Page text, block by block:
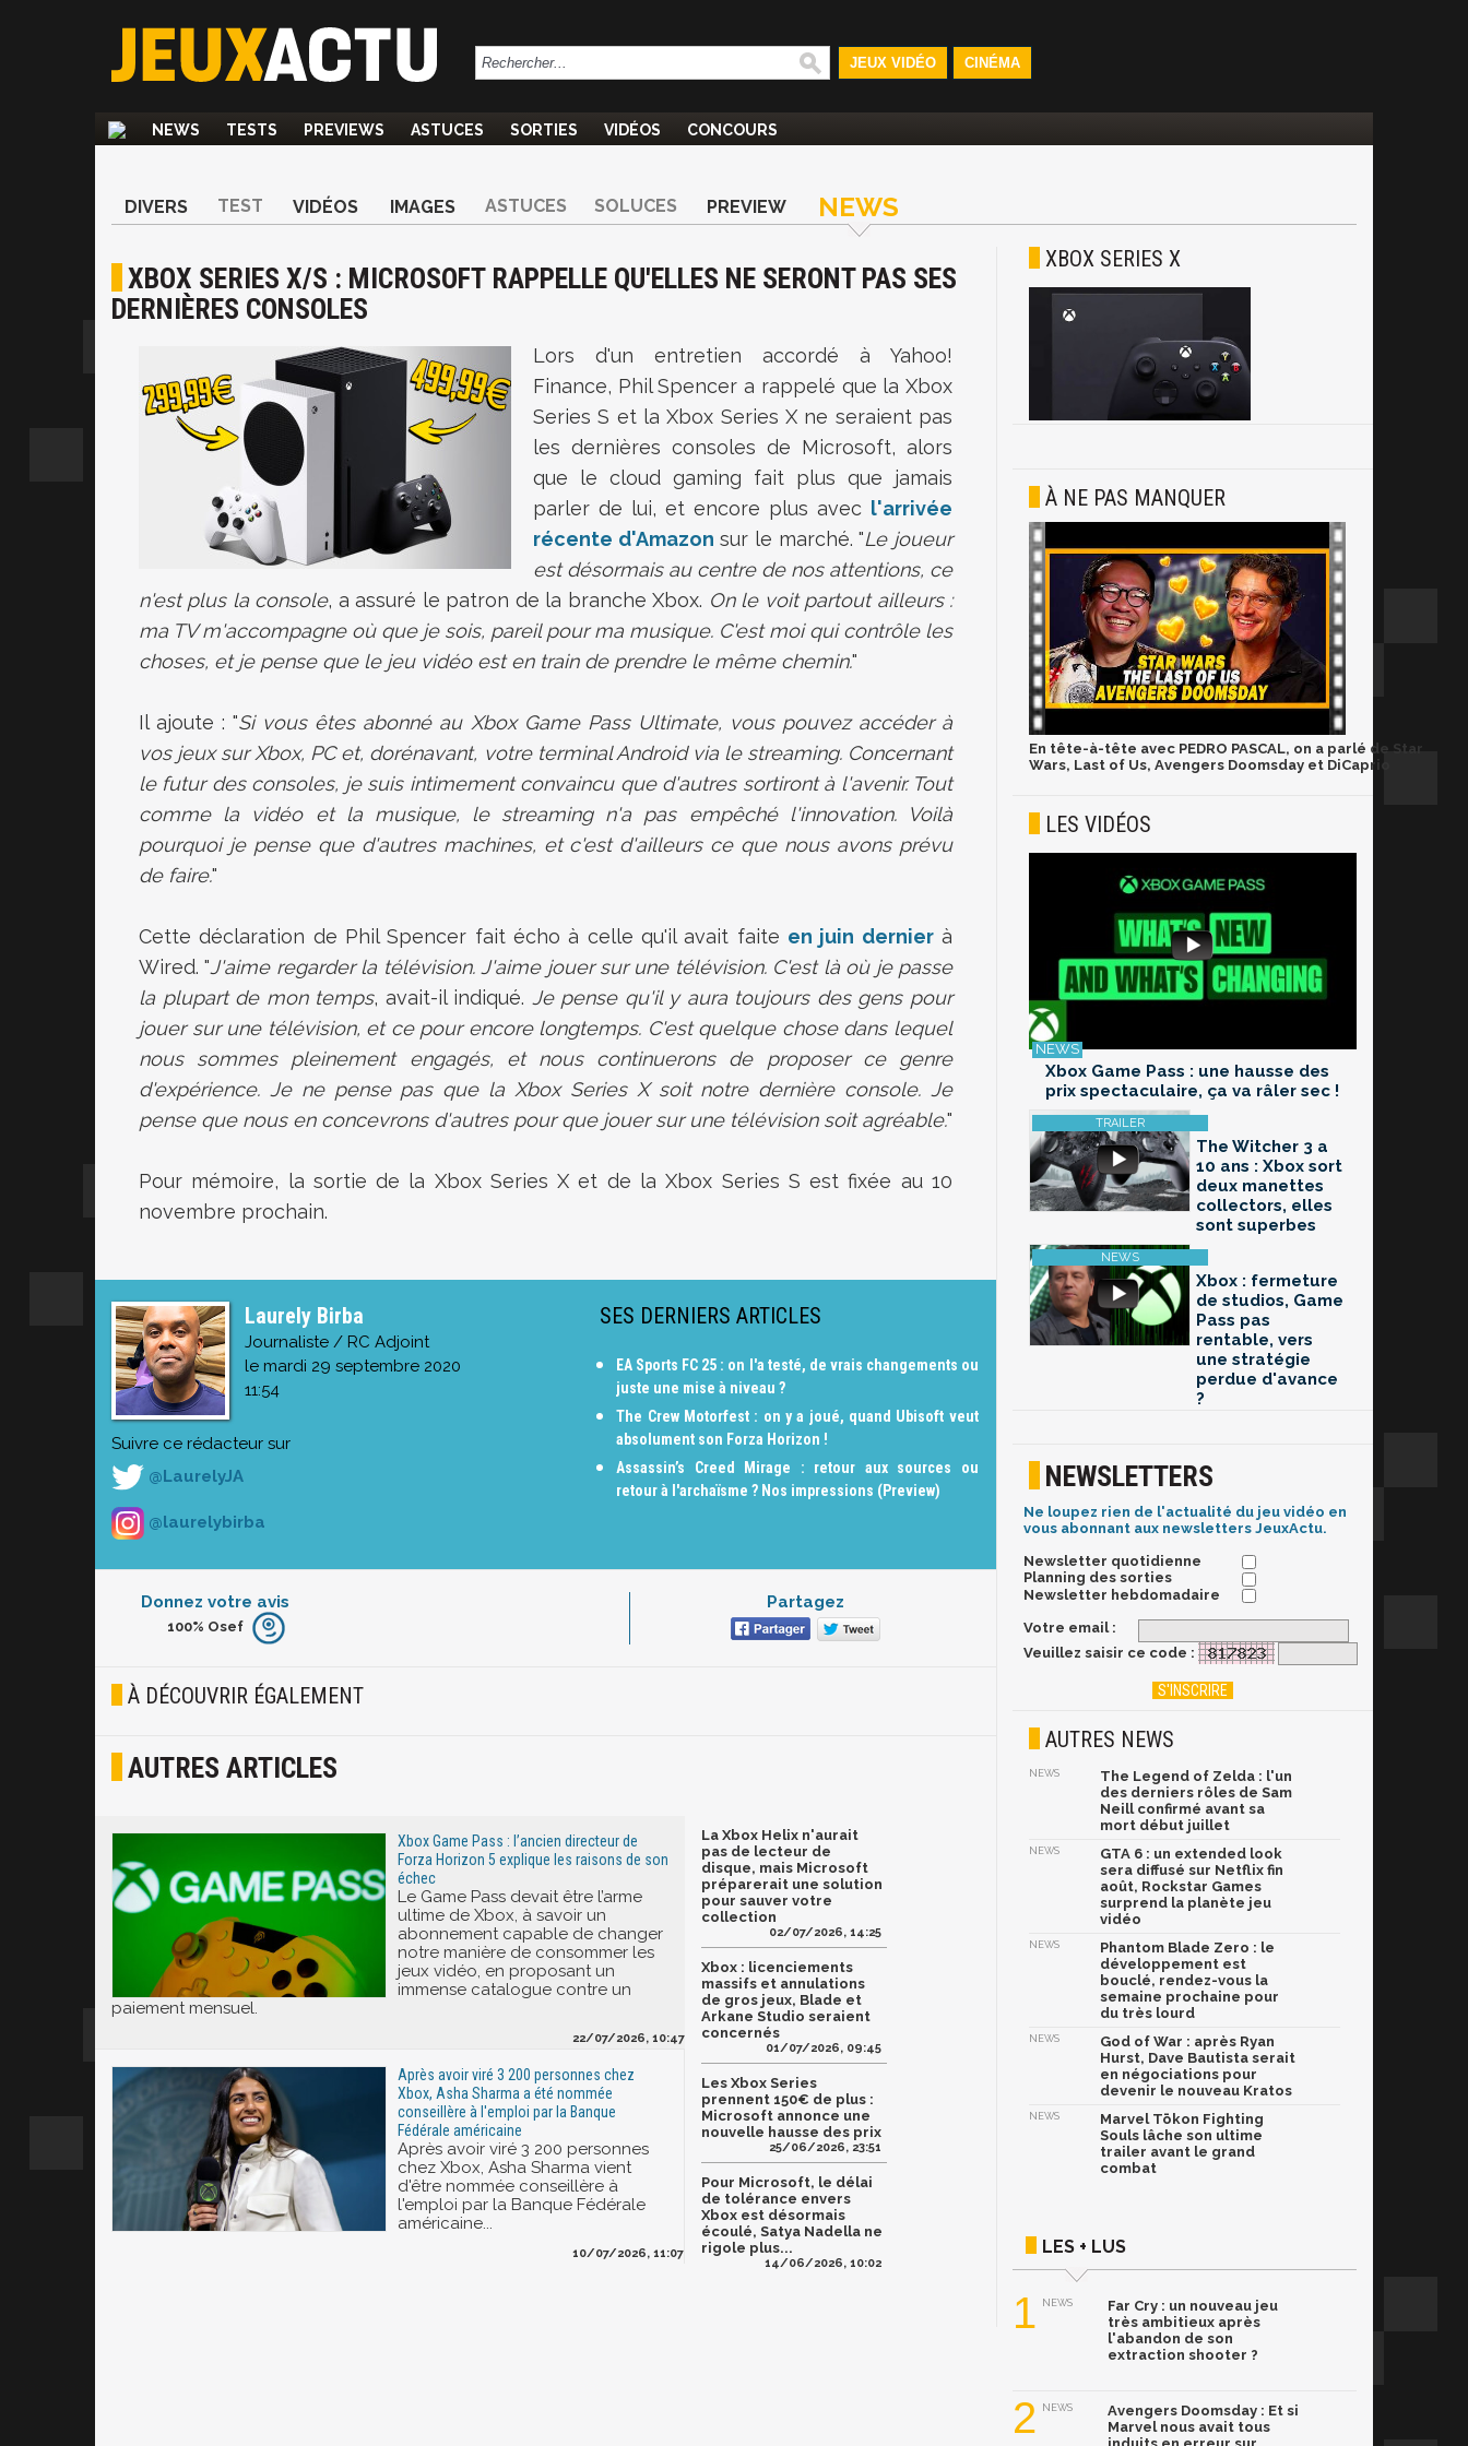
JEUX VIDÉO CINÉMA
NEWS TESTS PREVIEWS ASTUCES SORTIES VIDÉOS CONCOURS
DIVERS TEST VIDÉOS IMAGES ASTUCES SOLUCES PREVIEW NEWS
XBOX SERIES X/S : MICROSOFT RAPPELLE QU'ELLES NE SERONT PAS SES
DERNIÈRES CONSOLES
Lors d'un entretien accordé à Yahoo!
Finance, Phil Spencer a rappelé que la Xbox
Series S et la Xbox Series X ne seraient pas
les dernières consoles de Microsoft, alors
que le cloud gaming fait plus que jamais
parler de lui, et encore plus avec l'arrivée
récente d'Amazon sur le marché. "Le joueur
est désormais au centre de nos attentions, ce
n'est plus la console, a assuré le patron de la branche Xbox. On le voit partout ailleurs :
ma TV m'accompagne où que je sois, pareil pour ma musique. C'est moi qui contrôle les
choses, et je pense que le jeu vidéo est en train de prendre le même chemin."
Il ajoute : "Si vous êtes abonné au Xbox Game Pass Ultimate, vous pouvez accéder à
vos jeux sur Xbox, PC et, dorénavant, votre terminal Android via le streaming. Concernant
le futur des consoles, je suis intimement convaincu que d'autres sortiront à l'avenir. Tout
comme la vidéo et la musique, le streaming n'a pas empêché l'innovation. Voilà
pourquoi je pense que d'autres machines, et c'est d'ailleurs ce que nous avons prévu
de faire."
Cette déclaration de Phil Spencer fait écho à celle qu'il avait faite en juin dernierà
Wired."J'aime regarder la télévision. J'aime jouer sur une télévision. C'est là où je passe
la plupart de mon temps, avait-il indiqué. Je pense qu'il y aura toujours des gens pour
jouer sur une télévision, et ce pour encore longtemps. C'est quelque chose dans lequel
nous sommes pleinement engagés, et nous continuerons de proposer ce genre
d'expérience. Je ne pense pas que la Xbox Series X soit notre dernière console. Je
pense que nous en concevrons d'autres pour que jouer sur une télévision soit agréable."
Pour mémoire, la sortie de la Xbox Series X et de la Xbox Series S est fixée au 10
novembre prochain.
Laurely Birba
Journaliste / RC Adjoint
le mardi 29 septembre 2020
11:54
Suivre ce rédacteur sur
@LaurelyJA
@laurelybirba
SES DERNIERS ARTICLES
EA Sports FC 25 : on l'a testé, de vrais changements ou
juste une mise à niveau ?
The Crew Motorfest : on y a joué, quand Ubisoft veut
absolument son Forza Horizon !
Assassin’s Creed Mirage : retour aux sources ou
retour à l'archaïsme ? Nos impressions (Preview)
Donnez votre avis
Furieux
Joyeux
100% Osef
Partagez
À DÉCOUVRIR ÉGALEMENT
AUTRES ARTICLES
Xbox Game Pass : l’ancien directeur de
Forza Horizon 5 explique les raisons de son
échec
Le Game Pass devait être l’arme
ultime de Xbox, à savoir un
abonnement capable de changer
notre manière de consommer les
jeux vidéo, en proposant un
immense catalogue contre un
paiement mensuel.
22/07/2026, 10:47
Après avoir viré 3 200 personnes chez
Xbox, Asha Sharma a été nommée
conseillère à l'emploi par la Banque
Fédérale américaine
Après avoir viré 3 200 personnes
chez Xbox, Asha Sharma vient
d'être nommée conseillère à
l'emploi par la Banque Fédérale
américaine...
10/07/2026, 11:07
La Xbox Helix n'aurait
pas de lecteur de
disque, mais Microsoft
préparerait une solution
pour sauver votre
collection
02/07/2026, 14:25
Xbox : licenciements
massifs et annulations
de gros jeux, Blade et
Arkane Studio seraient
concernés
01/07/2026, 09:45
Les Xbox Series
prennent 150€ de plus :
Microsoft annonce une
nouvelle hausse des prix
25/06/2026, 23:51
Pour Microsoft, le délai
de tolérance envers
Xbox est désormais
écoulé, Satya Nadella ne
rigole plus...
14/06/2026, 10:02
XBOX SERIES X
À NE PAS MANQUER
En tête-à-tête avec PEDRO PASCAL, on a parlé de Star
Wars, Last of Us, Avengers Doomsday et DiCaprio
LES VIDÉOS
Xbox Game Pass : une hausse des
prix spectaculaire, ça va râler sec !
The Witcher 3 a
10 ans : Xbox sort
deux manettes
collectors, elles
sont superbes
Xbox : fermeture
de studios, Game
Pass pas
rentable, vers
une stratégie
perdue d'avance
?
NEWSLETTERS
Ne loupez rien de l'actualité du jeu vidéo en
vous abonnant aux newsletters JeuxActu.
Newsletter quotidienne
Planning des sorties
Newsletter hebdomadaire
Votre email :
Veuillez saisir ce code :
AUTRES NEWS
NEWS
The Legend of Zelda : l'un
des derniers rôles de Sam
Neill confirmé avant sa
mort début juillet
NEWS
GTA 6 : un extended look
sera diffusé sur Netflix fin
août, Rockstar Games
surprend la planète jeu
vidéo
NEWS
Phantom Blade Zero : le
développement est
bouclé, rendez-vous la
semaine prochaine pour
du très lourd
NEWS
God of War : après Ryan
Hurst, Dave Bautista serait
en négociations pour
devenir le nouveau Kratos
NEWS
Marvel Tōkon Fighting
Souls lâche son ultime
trailer avant le grand
combat
LES + LUS
1 NEWS
Far Cry : un nouveau jeu
très ambitieux après
l'abandon de son
extraction shooter ?
2 NEWS
Avengers Doomsday : Et si
Marvel nous avait tous